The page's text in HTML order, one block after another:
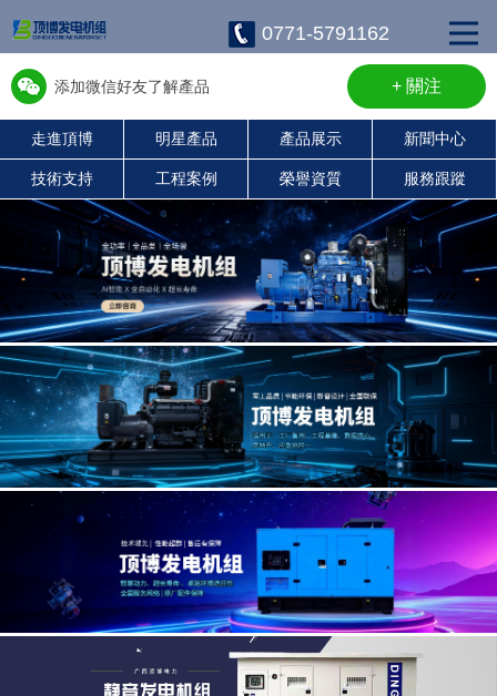
0771-5791162
添加微信好友了解產品
w13667715899
+ 關注
走進頂博 明星產品 產品展示 新聞中心
技術支持 工程案例 榮譽資質 服務跟蹤
靜音發電機組
濰柴發電機組
珀金斯發電機組
沃爾沃發電機組
康明斯柴油發電機組
上柴發電機組
玉柴發電機組